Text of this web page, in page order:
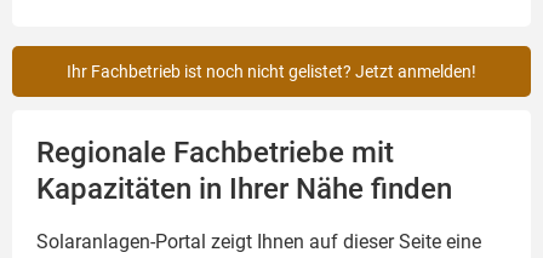
Ihr Fachbetrieb ist noch nicht gelistet? Jetzt anmelden!
Regionale Fachbetriebe mit
Kapazitäten in Ihrer Nähe finden
Solaranlagen-Portal zeigt Ihnen auf dieser Seite eine